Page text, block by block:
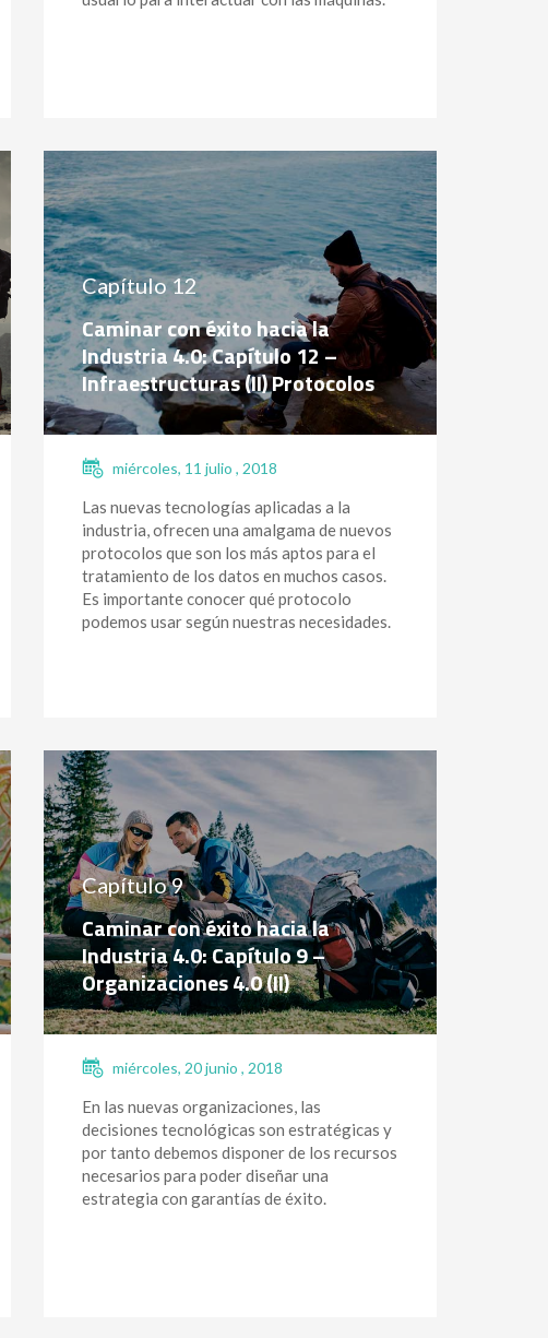
Capítulo 12
Caminar con éxito hacia la
Industria 4.0: Capítulo 12 –
Infraestructuras (II) Protocolos
miércoles, 11 julio , 2018
Las nuevas tecnologías aplicadas a la
industria, ofrecen una amalgama de nuevos
protocolos que son los más aptos para el
tratamiento de los datos en muchos casos.
Es importante conocer qué protocolo
podemos usar según nuestras necesidades.
Capítulo 9
Caminar con éxito hacia la
Industria 4.0: Capítulo 9 –
Organizaciones 4.0 (II)
miércoles, 20 junio , 2018
En las nuevas organizaciones, las
decisiones tecnológicas son estratégicas y
por tanto debemos disponer de los recursos
necesarios para poder diseñar una
estrategia con garantías de éxito.